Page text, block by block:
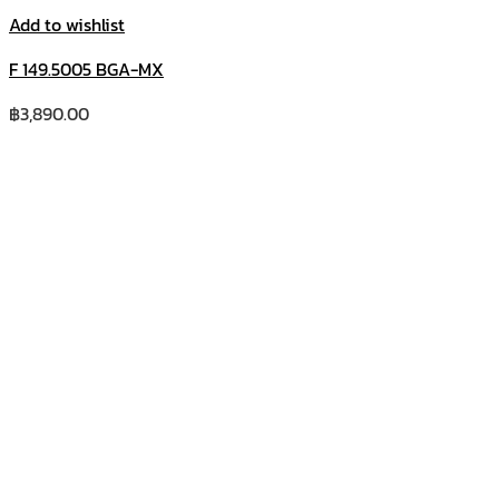
Add to wishlist
F 149.5005 BGA-MX
฿3,890.00